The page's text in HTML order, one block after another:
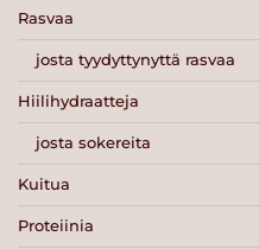
Rasvaa
josta tyydyttynyttä rasvaa
Hiilihydraatteja
josta sokereita
Kuitua
Proteiinia